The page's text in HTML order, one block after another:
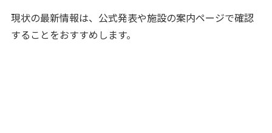
現状の最新情報は、公式発表や施設の案内ページで確認
することをおすすめします。